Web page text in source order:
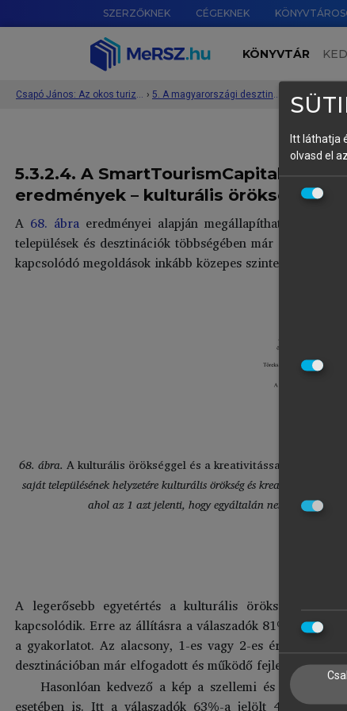
SZERZŐKNEK CÉGEKNEK
KÖNYVTÁR
Csapó János: Az okos turizmus rendszere és működése › 5. A magyarországi desztinációk okos turisztikai érettsége
5.3.2.4. A SmartTourismCapital.eu
eredmények – kulturális örökség és
A 68. ábra eredményei alapján megállapítható, hogy
települések és desztinációk többségében már erősen
kapcsolódó megoldások inkább közepes szinten jelennek
68. ábra. A kulturális örökséggel és a kreativitással
saját településének helyzetére kulturális örökség és kreativitás
ahol az 1 azt jelenti, hogy egyáltalán nem jellemző a
A legerősebb egyetértés a kulturális örökség
kapcsolódik. Erre az állításra a válaszadók 81%-a adott
a gyakorlatot. Az alacsony, 1-es vagy 2-es értékek
desztinációban már elfogadott és működő fejlesztési
Hasonlóan kedvező a kép a szellemi és tárgyi
esetében is. Itt a válaszadók 63%-a jelölt 4-es vagy
Itt láthatja
olvasd el az